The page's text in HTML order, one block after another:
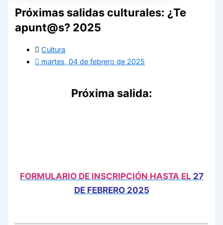
Próximas salidas culturales: ¿Te
apunt@s? 2025
Cultura
martes, 04 de febrero de 2025
Próxima salida:
FORMULARIO DE INSCRIPCIÓN HASTA EL 27
DE FEBRERO 2025